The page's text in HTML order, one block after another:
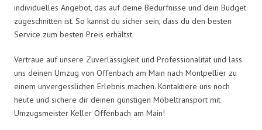
individuelles Angebot, das auf deine Bedürfnisse und dein Budget
zugeschnitten ist. So kannst du sicher sein, dass du den besten
Service zum besten Preis erhältst.
Vertraue auf unsere Zuverlässigkeit und Professionalität und lass
uns deinen Umzug von Offenbach am Main nach Montpellier zu
einem unvergesslichen Erlebnis machen. Kontaktiere uns noch
heute und sichere dir deinen günstigen Möbeltransport mit
Umzugsmeister Keller Offenbach am Main!